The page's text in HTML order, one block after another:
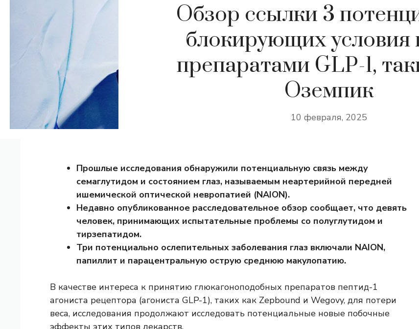
Обзор ссылки 3
блокирующих условия
препаратами GLP-1,
Оземпик
10 февраля, 2025
Прошлые исследования обнаружили потенциальную связь между
семаглутидом и состоянием глаз, называемым неартерийной передней
ишемической оптической невропатией (NAION).
Недавно опубликованное расследовательное обзор сообщает, что девять
человек, принимающих испытательные проблемы со полуглутидом и
тирзепатидом.
Три потенциально ослепительных заболевания глаз включали NAION,
папиллит и парацентральную острую среднюю макулопатию.
В качестве интереса к принятию глюкагоноподобных препаратов пептид-1
агониста рецептора (агониста GLP-1), таких как Zepbound и Wegovy, для потери
веса, исследования продолжают исследовать потенциальные новые побочные